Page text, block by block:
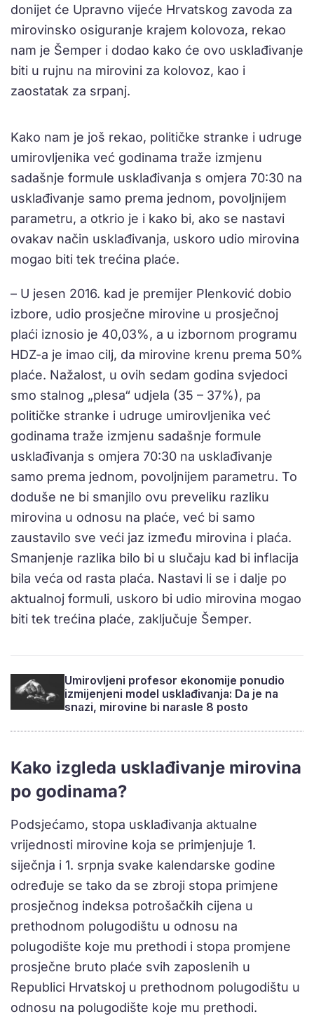
donijet će Upravno vijeće Hrvatskog zavoda za
mirovinsko osiguranje krajem kolovoza, rekao
nam je Šemper i dodao kako će ovo usklađivanje
biti u rujnu na mirovini za kolovoz, kao i
zaostatak za srpanj.
Kako nam je još rekao, političke stranke i udruge
umirovljenika već godinama traže izmjenu
sadašnje formule usklađivanja s omjera 70:30 na
usklađivanje samo prema jednom, povoljnijem
parametru, a otkrio je i kako bi, ako se nastavi
ovakav način usklađivanja, uskoro udio mirovina
mogao biti tek trećina plaće.
– U jesen 2016. kad je premijer Plenković dobio
izbore, udio prosječne mirovine u prosječnoj
plaći iznosio je 40,03%, a u izbornom programu
HDZ-a je imao cilj, da mirovine krenu prema 50%
plaće. Nažalost, u ovih sedam godina svjedoci
smo stalnog „plesa“ udjela (35 – 37%), pa
političke stranke i udruge umirovljenika već
godinama traže izmjenu sadašnje formule
usklađivanja s omjera 70:30 na usklađivanje
samo prema jednom, povoljnijem parametru. To
doduše ne bi smanjilo ovu preveliku razliku
mirovina u odnosu na plaće, već bi samo
zaustavilo sve veći jaz između mirovina i plaća.
Smanjenje razlika bilo bi u slučaju kad bi inflacija
bila veća od rasta plaća. Nastavi li se i dalje po
aktualnoj formuli, uskoro bi udio mirovina mogao
biti tek trećina plaće, zaključuje Šemper.
Umirovljeni profesor ekonomije ponudio
izmijenjeni model usklađivanja: Da je na
snazi, mirovine bi narasle 8 posto
Kako izgleda usklađivanje mirovina
po godinama?
Podsjećamo, stopa usklađivanja aktualne
vrijednosti mirovine koja se primjenjuje 1.
siječnja i 1. srpnja svake kalendarske godine
određuje se tako da se zbroji stopa primjene
prosječnog indeksa potrošačkih cijena u
prethodnom polugodištu u odnosu na
polugodište koje mu prethodi i stopa promjene
prosječne bruto plaće svih zaposlenih u
Republici Hrvatskoj u prethodnom polugodištu u
odnosu na polugodište koje mu prethodi.